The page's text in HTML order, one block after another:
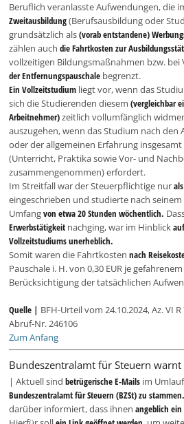
Beruflich veranlasste Aufwendungen, die
Zweitausbildung(Berufsausbildung oder
grundsätzlich als(vorab entstandene)
zählen auchdie Fahrtkosten zur
vollzeitigen Bildungsmaßnahmen bzw.
der Entfernungspauschale begrenzt.
Ein Vollzeitstudium liegt vor, wenn das
sich die Studierenden diesem(vergleichbar
Arbeitnehmer)zeitlich vollumfänglich
auszugehen, wenn das Studium nach
oder der allgemeinen Erfahrung insgesamt
(Unterricht, Praktika sowie Vor- und
zusammengenommen) erfordert.
Im Streitfall war der Steuerpflichtige nur
eingeschrieben und studierte nach
Umfangvon etwa 20 Stunden wöchentlich.
Erwerbstätigkeit nachging, war im Hinblick
Vollzeitstudiums unerheblich.
Somit waren die Fahrtkostennach
Pauschale i. H. von 0,30 EUR je
Berücksichtigung der tatsächlichen
Quelle | BFH-Urteil vom 24.10.2024, Az. VI
Abruf-Nr. 246106
Zum Anfang
Bundeszentralamt für Steuern
| Aktuell sindbetrügerische E-Mails im
Bundeszentralamt für Steuern (BZSt) zu stammen.
darüber informiert, dass ihnenangeblich